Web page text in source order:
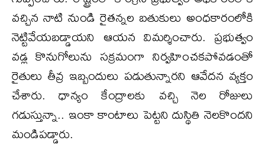
వచ్చిన నాటి నుండి రైతన్నల బతుకులు అంధకారంలోకి
నెట్టివేయబడ్డాయని ఆయన విమర్శించారు. ప్రభుత్వం
వడ్ల కొనుగోలును సక్రమంగా నిర్వహించకపోవడంతో
రైతులు తీవ్ర ఇబ్బందులు పడుతున్నారని ఆవేదన వ్యక్తం
చేశారు. ధాన్యం కేంద్రాలకు వచ్చి నెల రోజులు
గడుస్తున్నా.. ఇంకా కాంటాలు పెట్టని దుస్థితి నెలకొందని
మండిపడ్డారు.